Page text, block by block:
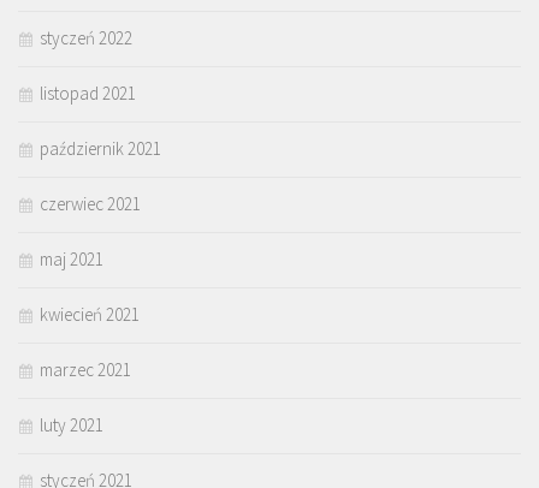
styczeń 2022
listopad 2021
październik 2021
czerwiec 2021
maj 2021
kwiecień 2021
marzec 2021
luty 2021
styczeń 2021